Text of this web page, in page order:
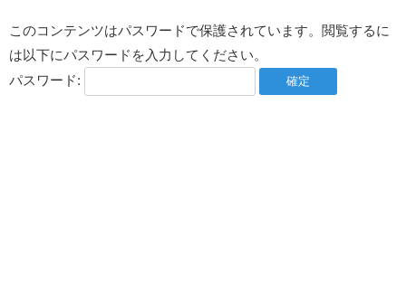
このコンテンツはパスワードで保護されています。閲覧するに
は以下にパスワードを入力してください。
パスワード: